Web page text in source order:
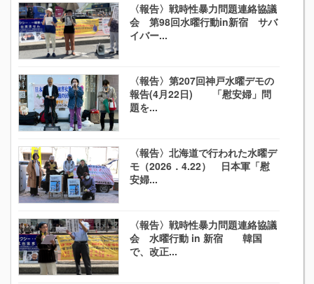
〈報告〉戦時性暴力問題連絡協議
会 第98回水曜行動in新宿 サバ
イバー...
〈報告〉第207回神戸水曜デモの
報告(4月22日) 「慰安婦」問
題を...
〈報告〉北海道で行われた水曜デ
モ（2026．4.22） 日本軍「慰
安婦...
〈報告〉戦時性暴力問題連絡協議
会 水曜行動 in 新宿 韓国
で、改正...